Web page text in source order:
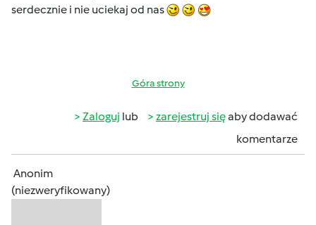
serdecznie i nie uciekaj od nas
Góra strony
Zaloguj lub zarejestruj sięaby dodawać
komentarze
Anonim
(niezweryfikowany)